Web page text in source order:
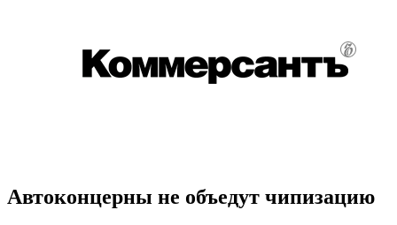
Автоконцерны не объедут чипизацию